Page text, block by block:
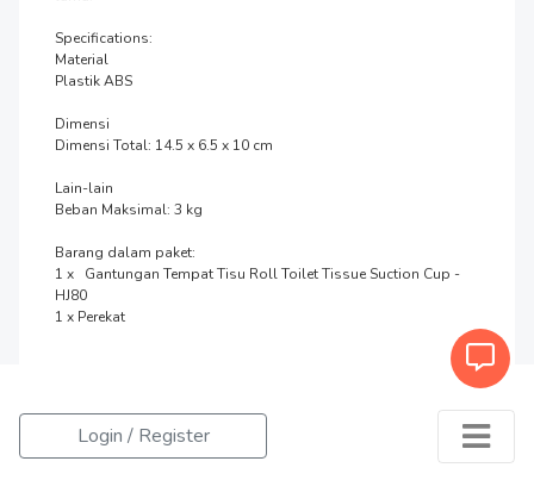
Specifications:
Material
Plastik ABS
Dimensi
Dimensi Total: 14.5 x 6.5 x 10 cm
Lain-lain
Beban Maksimal: 3 kg
Barang dalam paket:
1 x   Gantungan Tempat Tisu Roll Toilet Tissue Suction Cup -
HJ80
1 x Perekat
Login / Register